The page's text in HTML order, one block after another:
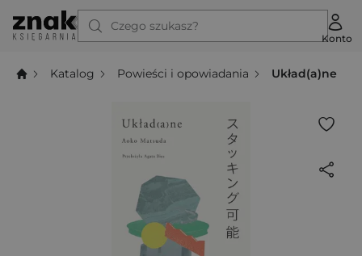
Czego szukasz?
Konto
Katalog Powieści i opowiadania Układ(a)ne